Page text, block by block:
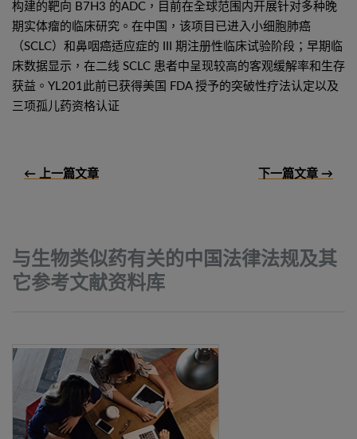
构建的靶向 B7H3 的ADC，目前在全球范围内开展针对多种晚
期实体瘤的临床研究。在中国，该项目已进入小细胞肺癌
（SCLC）和鼻咽癌适应症的 III 期注册性临床试验阶段；早期临
床数据显示，在二线 SCLC 患者中呈现较高的客观缓解率和生存
获益。YL201此前已获得美国 FDA 授予的突破性疗法认定以及
三项孤儿药资格认证
← 上一篇文章 下一篇文章 →
与生物类似药有关的中国法律法规及其
它参考文献资料库